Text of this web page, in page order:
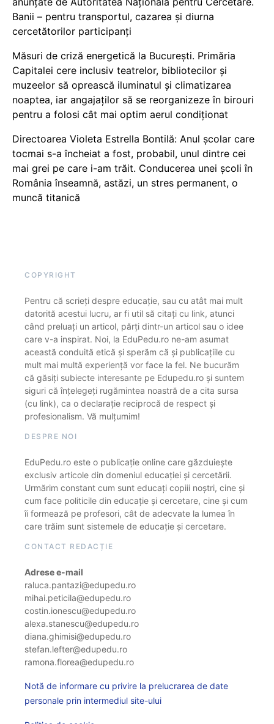
Banii – pentru transportul, cazarea și diurna
cercetătorilor participanți
Măsuri de criză energetică la București. Primăria
Capitalei cere inclusiv teatrelor, bibliotecilor și
muzeelor să oprească iluminatul și climatizarea
noaptea, iar angajaților să se reorganizeze în birouri
pentru a folosi cât mai optim aerul condiționat
Directoarea Violeta Estrella Bontilă: Anul școlar care
tocmai s-a încheiat a fost, probabil, unul dintre cei
mai grei pe care i-am trăit. Conducerea unei școli în
România înseamnă, astăzi, un stres permanent, o
muncă titanică
COPYRIGHT
Pentru că scrieți despre educație, sau cu atât mai mult
datorită acestui lucru, ar fi util să citați cu link, atunci
când preluați un articol, părți dintr-un articol sau o idee
care v-a inspirat. Noi, la EduPedu.ro ne-am asumat
această conduită etică și sperăm că și publicațiile cu
mult mai multă experiență vor face la fel. Ne bucurăm
că găsiți subiecte interesante pe Edupedu.ro și suntem
siguri că înțelegeți rugămintea noastră de a cita sursa
(cu link), ca o declarație reciprocă de respect și
profesionalism. Vă mulțumim!
DESPRE NOI
EduPedu.ro este o publicație online care găzduiește
exclusiv articole din domeniul educației și cercetării.
Urmărim constant cum sunt educați copiii noștri, cine și
cum face politicile din educație și cercetare, cine și cum
îi formează pe profesori, cât de adecvate la lumea în
care trăim sunt sistemele de educație și cercetare.
CONTACT REDACȚIE
Adrese e-mail
raluca.pantazi@edupedu.ro
mihai.peticila@edupedu.ro
costin.ionescu@edupedu.ro
alexa.stanescu@edupedu.ro
diana.ghimisi@edupedu.ro
stefan.lefter@edupedu.ro
ramona.florea@edupedu.ro
Notă de informare cu privire la prelucrarea de date
personale prin intermediul site-ului